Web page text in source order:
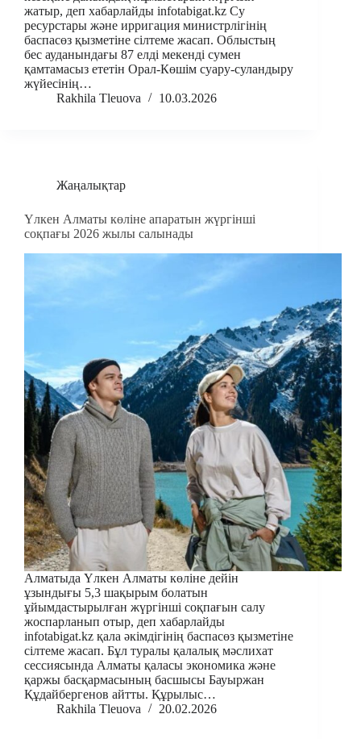
жатыр, деп хабарлайды infotabigat.kz Су
ресурстары және ирригация министрлігінің
баспасөз қызметіне сілтеме жасап. Облыстың
бес ауданындағы 87 елді мекенді сумен
қамтамасыз ететін Орал-Көшім суару-суландыру
жүйесінің…
Rakhila Tleuova
10.03.2026
Жаңалықтар
Үлкен Алматы көліне апаратын жүргінші
соқпағы 2026 жылы салынады
Алматыда Үлкен Алматы көліне дейін
ұзындығы 5,3 шақырым болатын
ұйымдастырылған жүргінші соқпағын салу
жоспарланып отыр, деп хабарлайды
infotabigat.kz қала әкімдігінің баспасөз қызметіне
сілтеме жасап. Бұл туралы қалалық мәслихат
сессиясында Алматы қаласы экономика және
қаржы басқармасының басшысы Бауыржан
Құдайбергенов айтты. Құрылыс…
Rakhila Tleuova
20.02.2026